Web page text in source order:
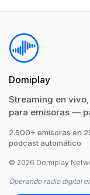
Domiplay
Streaming en
para emisoras —
2.500+ emisoras en
podcast automático
© 2026 Domiplay
Operando radio digital